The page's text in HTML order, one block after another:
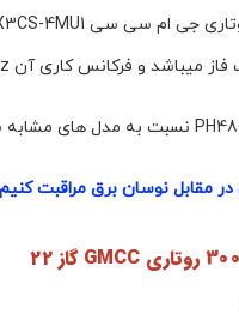
در مقابل نوسان برق مراقبت